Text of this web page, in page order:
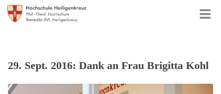
29. Sept. 2016: Dank an Frau Brigitta Kohl